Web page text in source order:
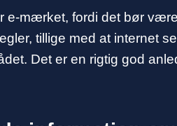
e-mærket, fordi det bør
tillige med at internet
Det er en rigtig god